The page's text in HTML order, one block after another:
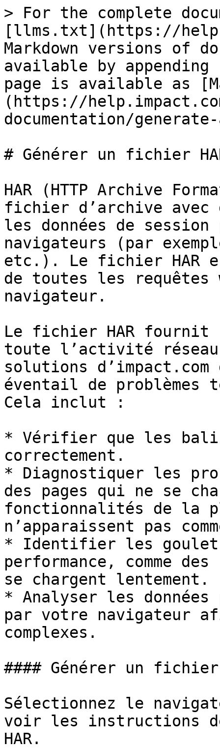
> For the complete
[llms.txt](https://
Markdown versions of
available by
page is available as
(https://
documentation/
# Générer un fichier
HAR (HTTP Archive
fichier d’archive avec
les données de session
navigateurs (par
etc.). Le fichier HAR
de toutes les requêtes
navigateur.
Le fichier HAR
toute l’activité
solutions
éventail de problèmes
Cela inclut :
* Vérifier que les
correctement.
* Diagnostiquer les
des pages qui ne se
fonctionnalités de la
n’apparaissent pas
* Identifier les goulets
performance, comme
se chargent lentement.
* Analyser les données
par votre navigateur
complexes.
#### Générer un fichier
Sélectionnez le
voir les instructions
HAR.